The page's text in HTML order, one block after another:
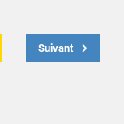
Suivant